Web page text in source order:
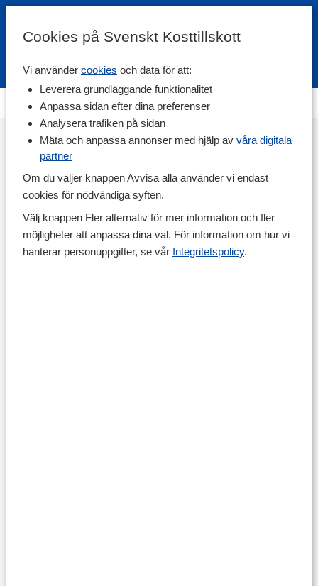
Cookies på Svenskt Kosttillskott
Vi använder cookies och data för att:
Leverera grundläggande funktionalitet
Anpassa sidan efter dina preferenser
Analysera trafiken på sidan
Mäta och anpassa annonser med hjälp av våra digitala
partner
Om du väljer knappen Avvisa alla använder vi endast
cookies för nödvändiga syften.
Välj knappen Fler alternativ för mer information och fler
möjligheter att anpassa dina val. För information om hur vi
hanterar personuppgifter, se vår Integritetspolicy.
Fri frakt Snabb leverans
Ingen kampanjsida är skapad.